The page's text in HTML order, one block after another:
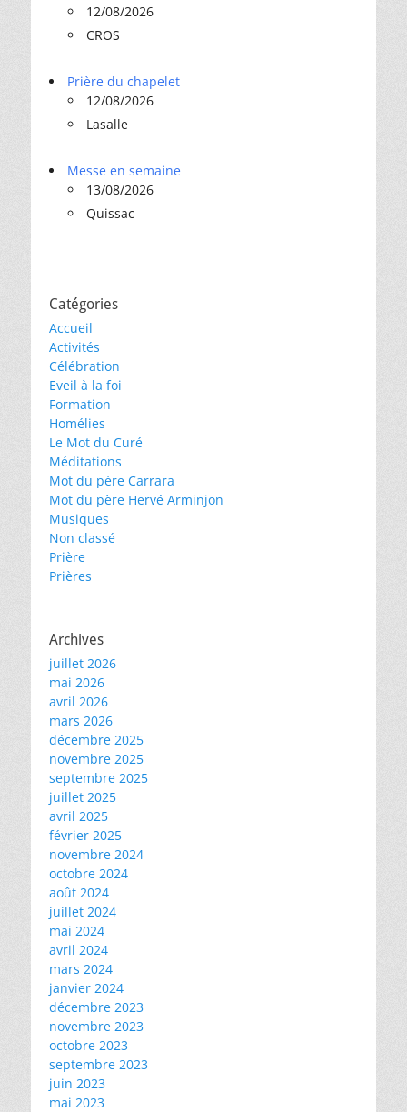
12/08/2026
CROS
Prière du chapelet
12/08/2026
Lasalle
Messe en semaine
13/08/2026
Quissac
Catégories
Accueil
Activités
Célébration
Eveil à la foi
Formation
Homélies
Le Mot du Curé
Méditations
Mot du père Carrara
Mot du père Hervé Arminjon
Musiques
Non classé
Prière
Prières
Archives
juillet 2026
mai 2026
avril 2026
mars 2026
décembre 2025
novembre 2025
septembre 2025
juillet 2025
avril 2025
février 2025
novembre 2024
octobre 2024
août 2024
juillet 2024
mai 2024
avril 2024
mars 2024
janvier 2024
décembre 2023
novembre 2023
octobre 2023
septembre 2023
juin 2023
mai 2023